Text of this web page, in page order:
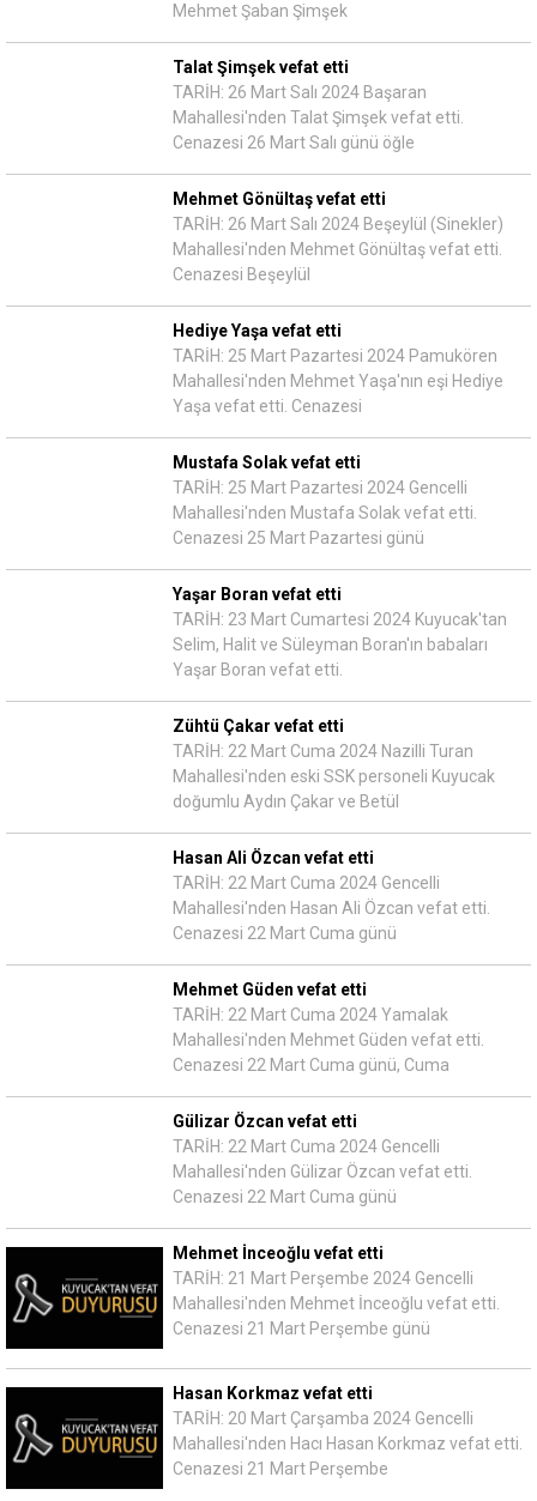
Mehmet Şaban Şimşek
Talat Şimşek vefat etti
TARİH: 26 Mart Salı 2024 Başaran
Mahallesi'nden Talat Şimşek vefat etti.
Cenazesi 26 Mart Salı günü öğle
Mehmet Gönültaş vefat etti
TARİH: 26 Mart Salı 2024 Beşeylül (Sinekler)
Mahallesi'nden Mehmet Gönültaş vefat etti.
Cenazesi Beşeylül
Hediye Yaşa vefat etti
TARİH: 25 Mart Pazartesi 2024 Pamukören
Mahallesi'nden Mehmet Yaşa'nın eşi Hediye
Yaşa vefat etti. Cenazesi
Mustafa Solak vefat etti
TARİH: 25 Mart Pazartesi 2024 Gencelli
Mahallesi'nden Mustafa Solak vefat etti.
Cenazesi 25 Mart Pazartesi günü
Yaşar Boran vefat etti
TARİH: 23 Mart Cumartesi 2024 Kuyucak'tan
Selim, Halit ve Süleyman Boran'ın babaları
Yaşar Boran vefat etti.
Zühtü Çakar vefat etti
TARİH: 22 Mart Cuma 2024 Nazilli Turan
Mahallesi'nden eski SSK personeli Kuyucak
doğumlu Aydın Çakar ve Betül
Hasan Ali Özcan vefat etti
TARİH: 22 Mart Cuma 2024 Gencelli
Mahallesi'nden Hasan Ali Özcan vefat etti.
Cenazesi 22 Mart Cuma günü
Mehmet Güden vefat etti
TARİH: 22 Mart Cuma 2024 Yamalak
Mahallesi'nden Mehmet Güden vefat etti.
Cenazesi 22 Mart Cuma günü, Cuma
Gülizar Özcan vefat etti
TARİH: 22 Mart Cuma 2024 Gencelli
Mahallesi'nden Gülizar Özcan vefat etti.
Cenazesi 22 Mart Cuma günü
Mehmet İnceoğlu vefat etti
TARİH: 21 Mart Perşembe 2024 Gencelli
Mahallesi'nden Mehmet İnceoğlu vefat etti.
Cenazesi 21 Mart Perşembe günü
Hasan Korkmaz vefat etti
TARİH: 20 Mart Çarşamba 2024 Gencelli
Mahallesi'nden Hacı Hasan Korkmaz vefat etti.
Cenazesi 21 Mart Perşembe